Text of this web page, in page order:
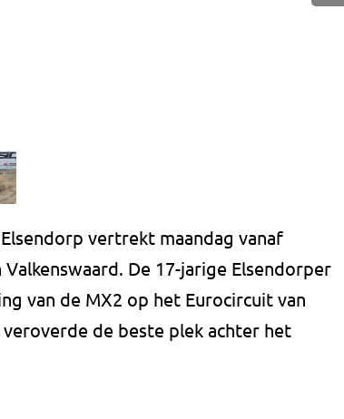
vertrekt maandag vanaf
De 17-jarige Elsendorper
van de MX2 op het Eurocircuit van
de beste plek achter het